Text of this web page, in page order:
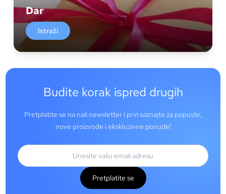
Dar
Istraži
Budite korak ispred drugih
Pretplatite se na naš newsletter i prvi saznajte za popuste,
nove proizvode i ekskluzivne ponude!
Pretplatite se